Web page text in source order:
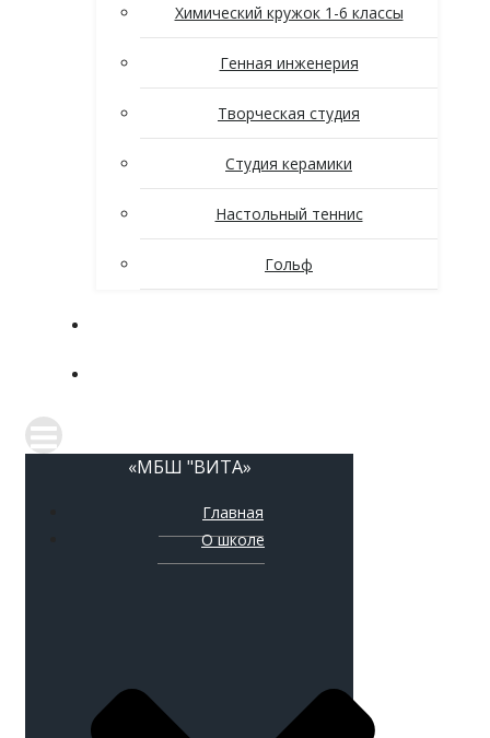
Химический кружок 1-6 классы
Генная инженерия
Творческая студия
Студия керамики
Настольный теннис
Гольф
«МБШ "ВИТА»
Главная
О школе